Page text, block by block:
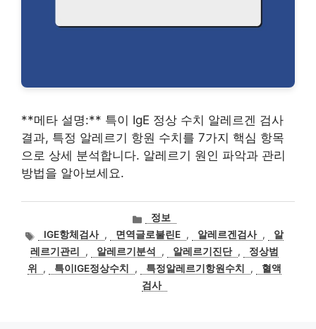
**메타 설명:** 특이 IgE 정상 수치 알레르겐 검사
결과, 특정 알레르기 항원 수치를 7가지 핵심 항목
으로 상세 분석합니다. 알레르기 원인 파악과 관리
방법을 알아보세요.
카
테
고
리
정보
태
그
IGE항체검사 , 면역글로불린E , 알레르겐검사 ,
알
레르기관리
, 알레르기분석 , 알레르기진단 ,
정상범
위
, 특이IGE정상수치 , 특정알레르기항원수치 ,
혈액
검사